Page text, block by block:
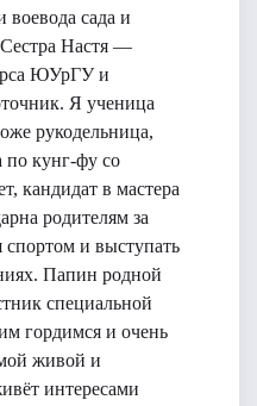
воевода сада и
Настя —
ЮУрГУ и
Я ученица
рукодельница,
по кунг-фу со
кандидат в мастера
родителям за
спортом и выступать
Папин родной
специальной
гордимся и очень
живой и
интересами